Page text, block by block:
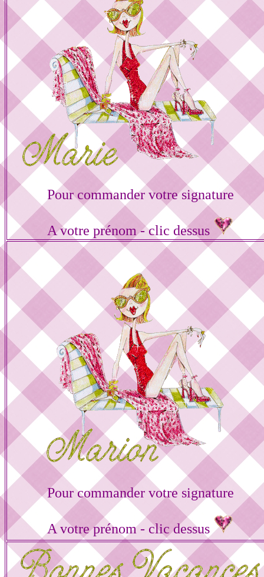
Pour commander votre signature
A votre prénom - clic dessus
Pour commander votre signature
A votre prénom - clic dessus